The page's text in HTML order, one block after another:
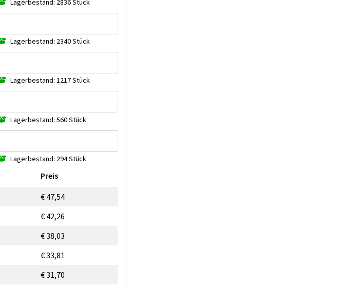
Lagerbestand: 2836 Stück
Lagerbestand: 2340 Stück
Lagerbestand: 1217 Stück
Lagerbestand: 560 Stück
Lagerbestand: 294 Stück
Preis
€ 47,54
€ 42,26
€ 38,03
€ 33,81
€ 31,70